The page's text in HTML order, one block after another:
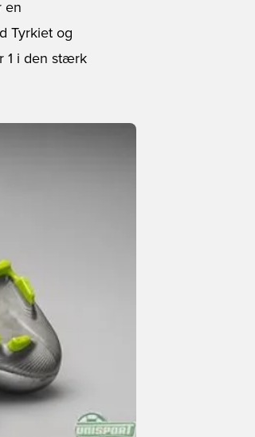
en
Tyrkiet og
1 i den stærk